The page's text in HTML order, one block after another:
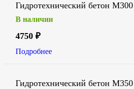
Гидротехнический бетон
В наличии
4750 ₽
Подробнее
Гидротехнический бетон